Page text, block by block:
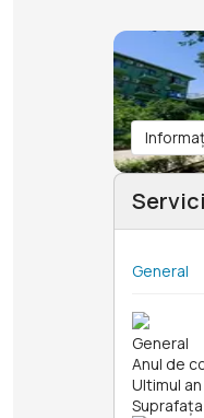
General
General
Anul de
Ultimul